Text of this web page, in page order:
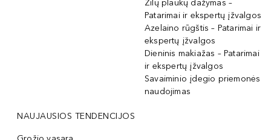
Žilų plaukų dažymas –
Patarimai ir ekspertų įžvalgos
Azelaino rūgštis – Patarimai ir
ekspertų įžvalgos
Dieninis makiažas – Patarimai
ir ekspertų įžvalgos
Savaiminio įdegio priemonės
naudojimas
NAUJAUSIOS TENDENCIJOS